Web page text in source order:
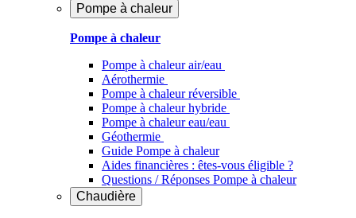
Pompe à chaleur
Pompe à chaleur
Pompe à chaleur air/eau
Aérothermie
Pompe à chaleur réversible
Pompe à chaleur hybride
Pompe à chaleur​ eau/eau
Géothermie
Guide Pompe à chaleur
Aides financières : êtes-vous éligible ?
Questions / Réponses Pompe à chaleur
Chaudière